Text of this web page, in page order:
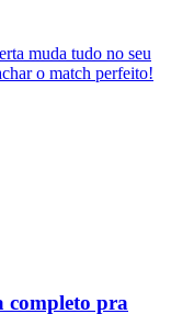
muda tudo no seu
o match perfeito!
completo pra